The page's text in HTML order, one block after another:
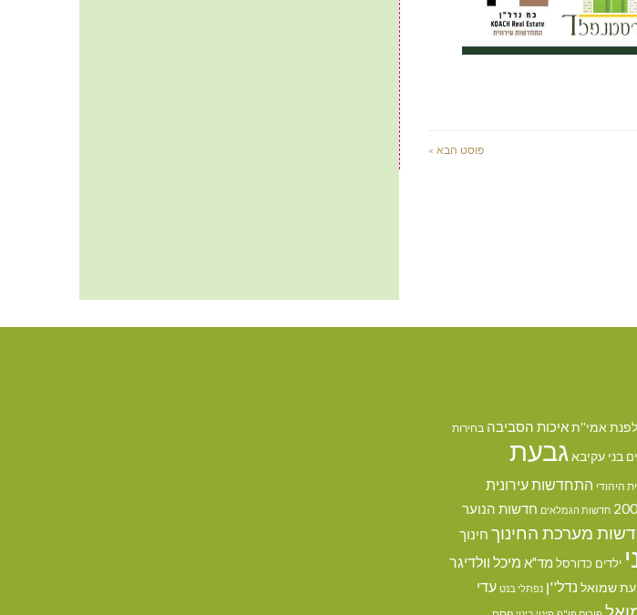
פוסט הבא »
אמי''תאיכות הסביבה בחירות
בני עקיבאגבעת
היהודי התחדשות עירונית
חדשות הגמלאים חדשות הנוער
מערכת החינוך חינוך
ילדים כדורסל מד"א מיכל וולדיגר
שמואל נדל''ן נפתלי בנט עדי